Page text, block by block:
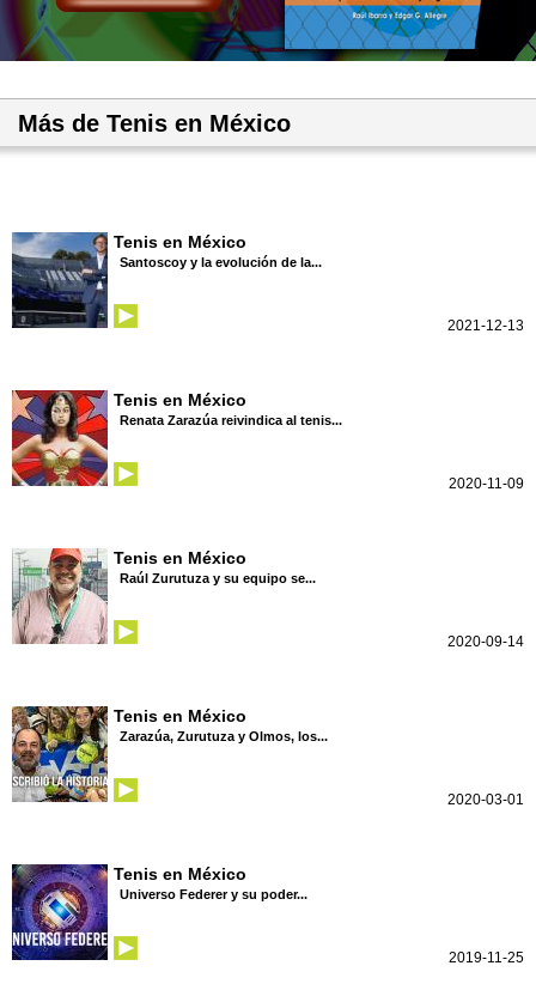
Más de Tenis en México
Tenis en México
Santoscoy y la evolución de la...
2021-12-13
Tenis en México
Renata Zarazúa reivindica al tenis...
2020-11-09
Tenis en México
Raúl Zurutuza y su equipo se...
2020-09-14
Tenis en México
Zarazúa, Zurutuza y Olmos, los...
2020-03-01
Tenis en México
Universo Federer y su poder...
2019-11-25